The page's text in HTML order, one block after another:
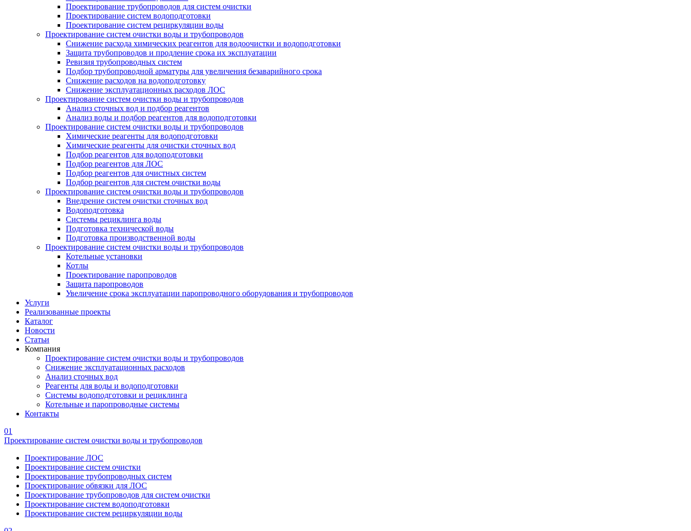
Проектирование трубопроводов для систем очистки
Проектирование систем водоподготовки
Проектирование систем рециркуляции воды
Проектирование систем очистки воды и трубопроводов
Снижение расхода химических реагентов для водоочистки и водоподготовки
Защита трубопроводов и продление срока их эксплуатации
Ревизия трубопроводных систем
Подбор трубопроводной арматуры для увеличения безаварийного срока
Снижение расходов на водоподготовку
Снижение эксплуатационных расходов ЛОС
Проектирование систем очистки воды и трубопроводов
Анализ сточных вод и подбор реагентов
Анализ воды и подбор реагентов для водоподготовки
Проектирование систем очистки воды и трубопроводов
Химические реагенты для водоподготовки
Химические реагенты для очистки сточных вод
Подбор реагентов для водоподготовки
Подбор реагентов для ЛОС
Подбор реагентов для очистных систем
Подбор реагентов для систем очистки воды
Проектирование систем очистки воды и трубопроводов
Внедрение систем очистки сточных вод
Водоподготовка
Системы рециклинга воды
Подготовка технической воды
Подготовка производственной воды
Проектирование систем очистки воды и трубопроводов
Котельные установки
Котлы
Проектирование паропроводов
Защита паропроводов
Увеличение срока эксплуатации паропроводного оборудования и трубопроводов
Услуги
Реализованные проекты
Каталог
Новости
Статьи
Компания
Проектирование систем очистки воды и трубопроводов
Снижение эксплуатационных расходов
Анализ сточных вод
Реагенты для воды и водоподготовки
Системы водоподготовки и рециклинга
Котельные и паропроводные системы
Контакты
01
Проектирование систем очистки воды и трубопроводов
Проектирование ЛОС
Проектирование систем очистки
Проектирование трубопроводных систем
Проектирование обвязки для ЛОС
Проектирование трубопроводов для систем очистки
Проектирование систем водоподготовки
Проектирование систем рециркуляции воды